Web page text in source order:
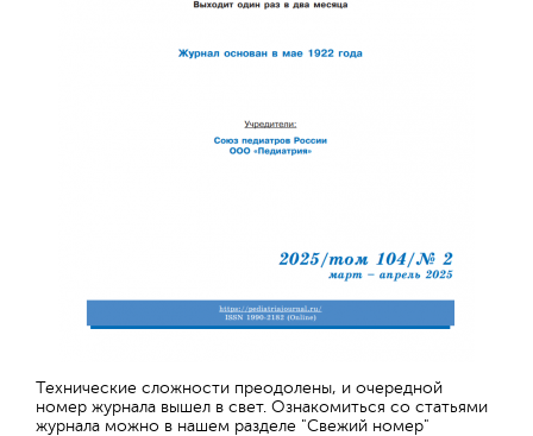
Технические сложности преодолены, и очередной
номер журнала вышел в свет. Ознакомиться со статьями
журнала можно в нашем разделе "Свежий номер"